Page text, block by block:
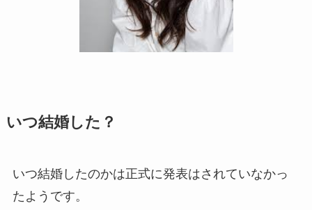
いつ結婚した？
いつ結婚したのかは正式に発表はされていなかっ
たようです。